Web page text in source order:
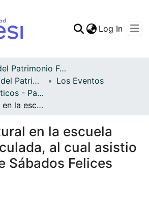
Statistics
Log In
Archivo del Patrimonio Fotográfico y Fílmico del Valle del Cauca
Fondo Archivo del Patrimonio Fotográfico y Fílmico del Valle del Cauca
Los Eventos
APFFVC - Artísticos - Patrimonial
Evento cultural en la escuela María Inmaculada, al cual asistio el elenco de Sábados Felices
en la escuela
al cual asistio
Sábados Felices